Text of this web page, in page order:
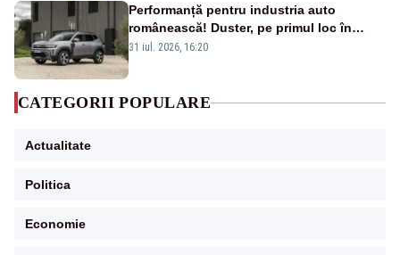
Performanță pentru industria auto
românească! Duster, pe primul loc în
topul vânzărilor din Ucraina
31 iul. 2026, 16:20
CATEGORII POPULARE
Actualitate
Politica
Economie